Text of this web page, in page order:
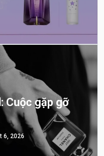
Cuộc gặp gỡ
6, 2026